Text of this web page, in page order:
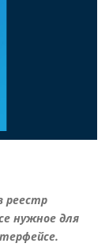
реестр
нужное для